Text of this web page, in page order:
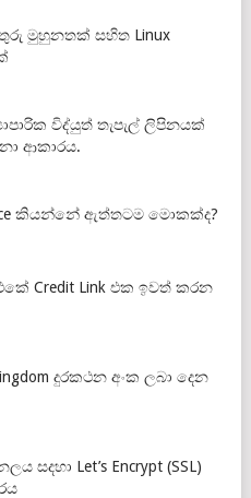
මුහුනතක් සහිත Linux
විද්යුත් තැපැල් ලිපිනයක්
ආකාරය.
කියන්නේ ඇත්තටම මොකක්ද?
එකේ Credit Link එක ඉවත් කරන
දුරකථන අංක ලබා දෙන
සදහා Let’s Encrypt (SSL)